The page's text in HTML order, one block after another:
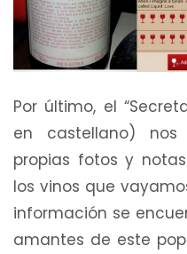
Por último, el
en castellano) nos
propias fotos y
los vinos que
información se
amantes de este